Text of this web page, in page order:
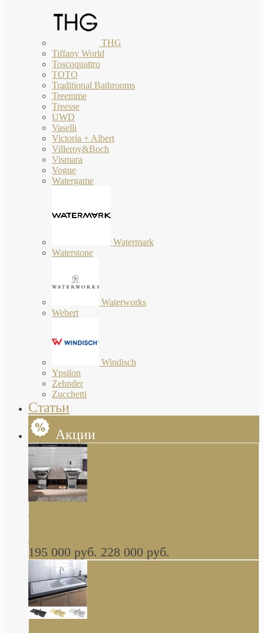
THG
Tiffany World
Toscoquattro
TOTO
Traditional Bathrooms
Treemme
Treesse
UWD
Vaselli
Victoria + Albert
Villeroy&Boch
Vismara
Vogue
Watergame
Watermark
Waterstone
Waterworks
Webert
Windisch
Ypsilon
Zehnder
Zucchetti
Статьи
Акции
Butterfly Scarabeo КОМПЛЕКТ санфаянса
глянцевая платина В НАЛИЧИИ
195 000 руб. 228 000 руб.